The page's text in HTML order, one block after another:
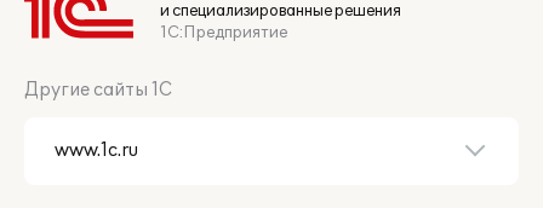
и специализированные решения
1С:Предприятие
Другие сайты 1С